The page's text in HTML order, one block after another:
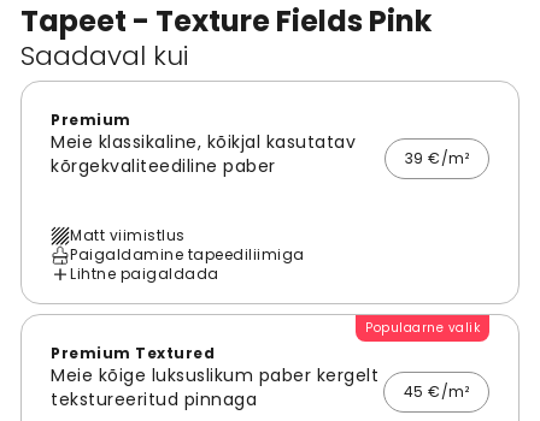
Tapeet - Texture Fields Pink
Saadaval kui
Premium
Meie klassikaline, kõikjal kasutatav
kõrgekvaliteediline paber
39 €/m²
Matt viimistlus
Paigaldamine tapeediliimiga
Lihtne paigaldada
Populaarne valik
Premium Textured
Meie kõige luksuslikum paber kergelt
tekstureeritud pinnaga
45 €/m²